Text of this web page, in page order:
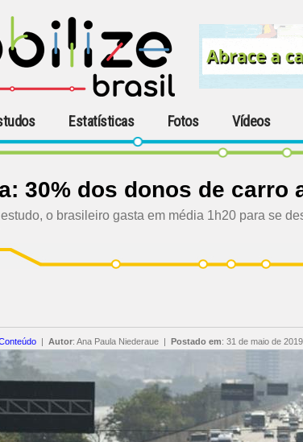
Estatísticas Fotos Vídeos
30% dos donos de
o brasileiro gasta em média 1h20 para se
| Autor: Ana Paula Niederaue | Postado em: 31 de maio de 2019